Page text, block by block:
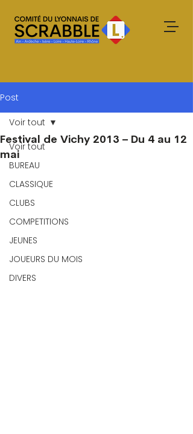
Post
Voir tout
BUREAU
CLASSIQUE
CLUBS
COMPETITIONS
JEUNES
JOUEURS DU MOIS
DIVERS
Voir tout
Festival de Vichy 2013 – Du 4 au 12
mai